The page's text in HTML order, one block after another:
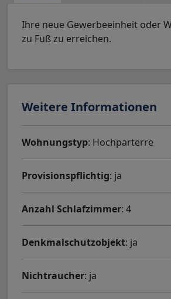
Ihre neue Gewerbeeinheit oder
zu Fuß zu erreichen.
Weitere Informationen
Wohnungstyp: Hochparterre
Provisionspflichtig: ja
Anzahl Schlafzimmer: 4
Denkmalschutzobjekt: ja
Nichtraucher: ja